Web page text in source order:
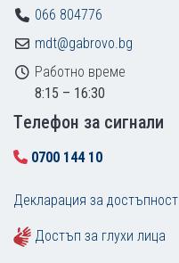
066 804776
mdt@gabrovo.bg
Работно време
8:15 – 16:30
Tелефон за сигнали
0700 144 10
Декларация за достъпност
Достъп за глухи лица